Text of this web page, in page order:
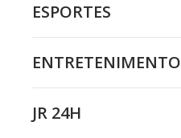
ESPORTES
ENTRETENIMENTO
JR 24H